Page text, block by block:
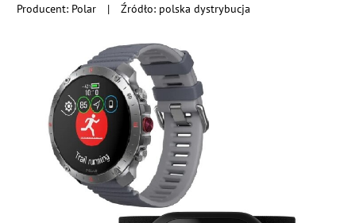
Producent: Polar | Źródło: polska dystrybucja